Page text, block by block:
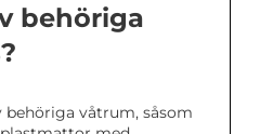
behöriga
våtrum, såsom